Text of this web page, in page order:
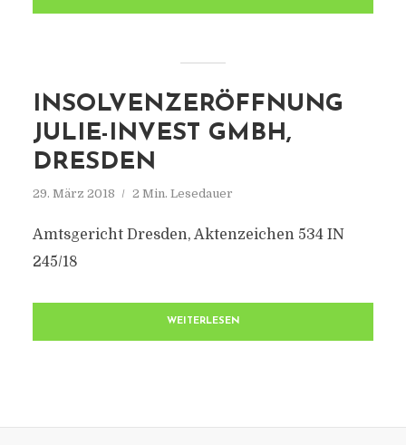
INSOLVENZERÖFFNUNG
JULIE-INVEST GMBH,
DRESDEN
29. März 2018 2 Min. Lesedauer
Amtsgericht Dresden, Aktenzeichen 534 IN
245/18
WEITERLESEN